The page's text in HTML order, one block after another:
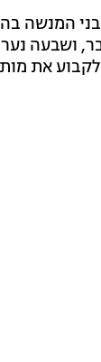
המנשה
ושבעה
את